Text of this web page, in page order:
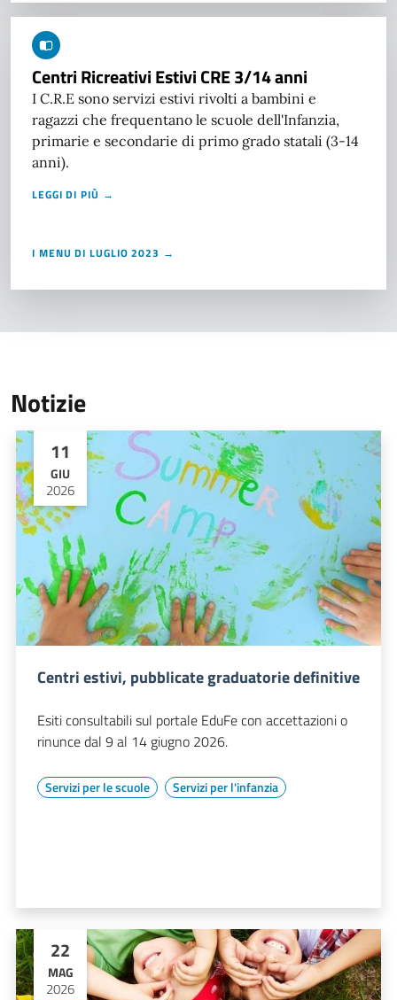
Centri Ricreativi Estivi CRE 3/14 anni
I C.R.E sono servizi estivi rivolti a bambini e
ragazzi che frequentano le scuole dell'Infanzia,
primarie e secondarie di primo grado statali (3-14
anni).
LEGGI DI PIÙ →
I MENU DI LUGLIO 2023 →
Notizie
11
GIU
2026
Centri estivi, pubblicate graduatorie definitive
Esiti consultabili sul portale EduFe con accettazioni o
rinunce dal 9 al 14 giugno 2026.
Servizi per le scuole Servizi per l'infanzia
22
MAG
2026